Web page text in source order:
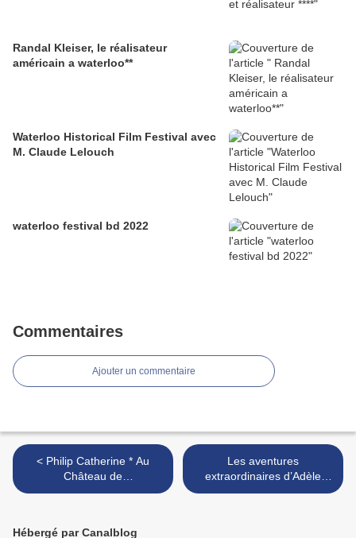
Randal Kleiser, le réalisateur
américain a waterloo**
Waterloo Historical Film Festival avec
M. Claude Lelouch
waterloo festival bd 2022
Commentaires
Ajouter un commentaire
< Philip Catherine * Au
Château de
Beaudémont.Ittre
Les aventures
extraordinaires d’Adèle
Blanc-Sec, >
Hébergé par Canalblog